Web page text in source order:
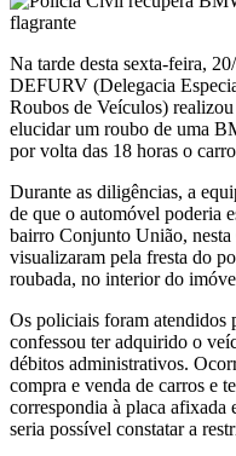
Na tarde desta sexta-feira,
DEFURV (Delegacia
Roubos de Veículos)
elucidar um roubo de uma
por volta das 18 horas o
Durante as diligências, a
de que o automóvel poderia
bairro Conjunto União,
visualizaram pela fresta do
roubada, no interior do
Os policiais foram atendidos
confessou ter adquirido o
débitos administrativos.
compra e venda de carros e
correspondia à placa afixada
seria possível constatar a